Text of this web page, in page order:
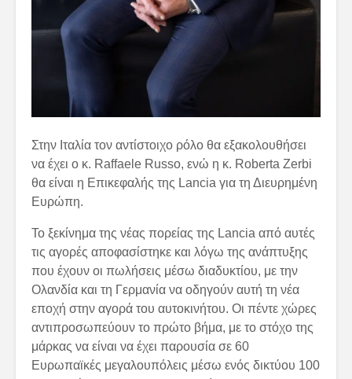
Στην Ιταλία τον αντίστοιχο ρόλο θα εξακολουθήσει
να έχει ο κ. Raffaele Russo, ενώ η κ. Roberta Zerbi
θα είναι η Επικεφαλής της Lancia για τη Διευρημένη
Ευρώπη.
Το ξεκίνημα της νέας πορείας της Lancia από αυτές
τις αγορές αποφασίστηκε και λόγω της ανάπτυξης
που έχουν οι πωλήσεις μέσω διαδυκτίου, με την
Ολανδία και τη Γερμανία να οδηγούν αυτή τη νέα
εποχή στην αγορά του αυτοκινήτου. Οι πέντε χώρες
αντιπροσωπεύουν το πρώτο βήμα, με το στόχο της
μάρκας να είναι να έχει παρουσία σε 60
Ευρωπαϊκές μεγαλουπόλεις μέσω ενός δικτύου 100